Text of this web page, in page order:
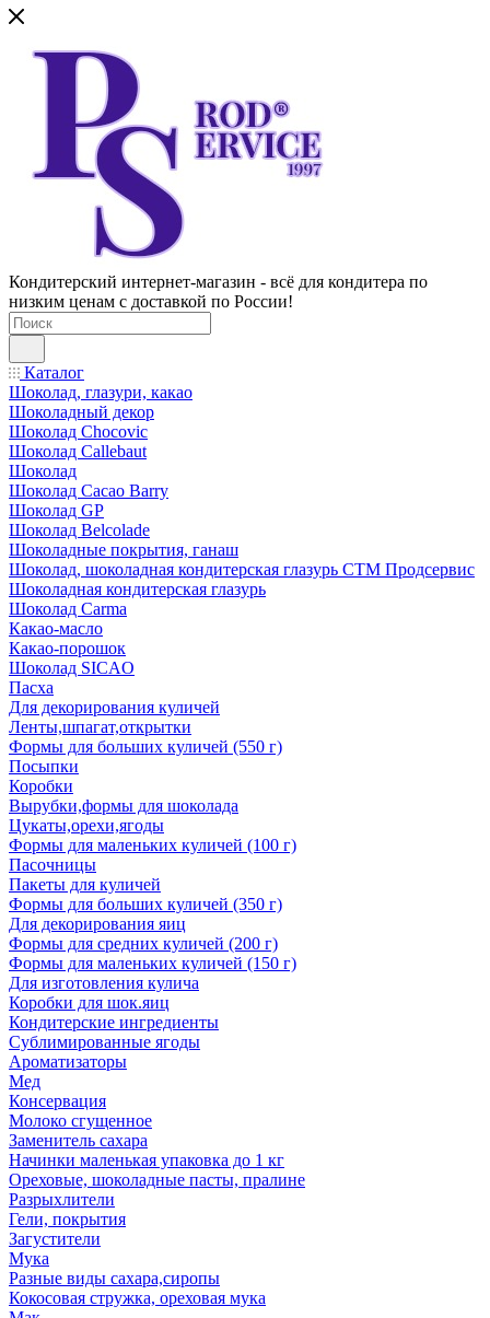
Кондитерский интернет-магазин - всё для кондитера по
низким ценам с доставкой по России!
Каталог
Шоколад, глазури, какао
Шоколадный декор
Шоколад Chocovic
Шоколад Callebaut
Шоколад
Шоколад Cacao Barry
Шоколад GP
Шоколад Belcolade
Шоколадные покрытия, ганаш
Шоколад, шоколадная кондитерская глазурь СТМ Продсервис
Шоколадная кондитерская глазурь
Шоколад Carma
Какао-масло
Какао-порошок
Шоколад SICAO
Пасха
Для декорирования куличей
Ленты,шпагат,открытки
Формы для больших куличей (550 г)
Посыпки
Коробки
Вырубки,формы для шоколада
Цукаты,орехи,ягоды
Формы для маленьких куличей (100 г)
Пасочницы
Пакеты для куличей
Формы для больших куличей (350 г)
Для декорирования яиц
Формы для средних куличей (200 г)
Формы для маленьких куличей (150 г)
Для изготовления кулича
Коробки для шок.яиц
Кондитерские ингредиенты
Сублимированные ягоды
Ароматизаторы
Мед
Консервация
Молоко сгущенное
Заменитель сахара
Начинки маленькая упаковка до 1 кг
Ореховые, шоколадные пасты, пралине
Разрыхлители
Гели, покрытия
Загустители
Мука
Разные виды сахара,сиропы
Кокосовая стружка, ореховая мука